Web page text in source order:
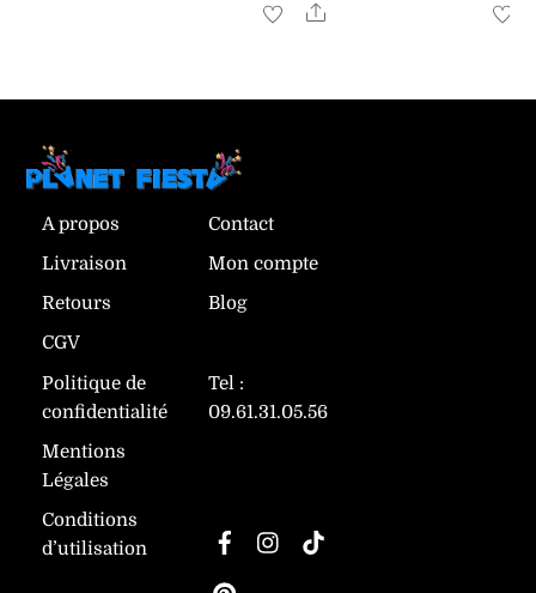
Les
options
peuvent
choisies
sur
la
page
du
Ce
être
page
Share
Ce
A propos
Livraison
Retours
CGV
Politique de
confidentialité
Mentions
Légales
Conditions
d’utilisation
Contact
Mon compte
Blog
Tel :
09.61.31.05.56
FacebookInstagram